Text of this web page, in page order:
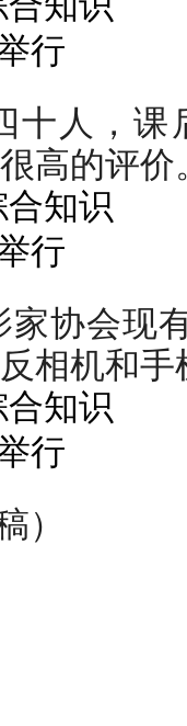
十人，
高的评价
协会现
相机和